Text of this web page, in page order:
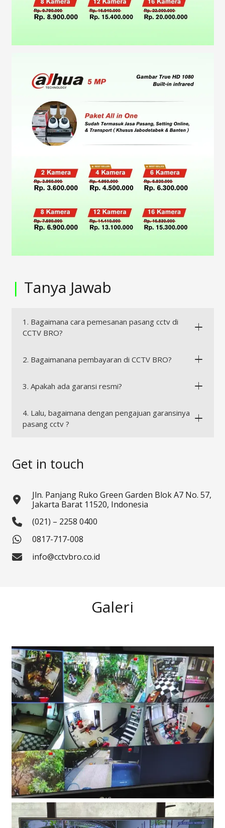
| Tanya Jawab
1. Bagaimana cara pemesanan pasang cctv di
CCTV BRO?
2. Bagaimanana pembayaran di CCTV BRO?
3. Apakah ada garansi resmi?
4. Lalu, bagaimana dengan pengajuan garansinya
pasang cctv ?
Get in touch
Jln. Panjang Ruko Green Garden Blok A7 No. 57,
Jakarta Barat 11520, Indonesia
(021) – 2258 0400
0817-717-008
info@cctvbro.co.id
Galeri